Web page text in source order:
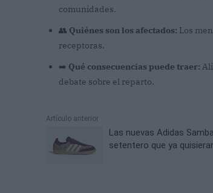
comunidades.
👥 Quiénes son los afectados: Los
receptoras.
➡️ Qué consecuencias puede traer:
debate sobre el reparto.
Artículo anterior
Las nuevas Adidas
setentero que ya